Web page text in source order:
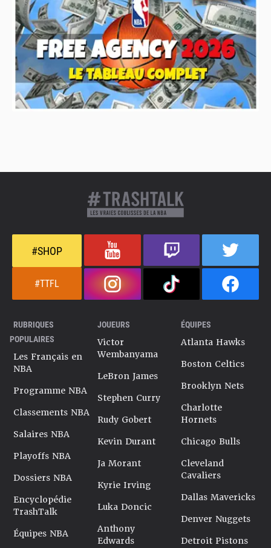
#SHOP
#TTFL
RUBRIQUES
POPULAIRES
Les Français en
NBA
Programme NBA
Classements NBA
Salaires NBA
Playoffs NBA
Dossiers NBA
Encyclopédie
TrashTalk
Équipes NBA
JOUEURS
Victor
Wembanyama
LeBron James
Stephen Curry
Rudy Gobert
Kevin Durant
Ja Morant
Kyrie Irving
Luka Doncic
Anthony
Edwards
ÉQUIPES
Atlanta Hawks
Boston Celtics
Brooklyn Nets
Charlotte
Hornets
Chicago Bulls
Cleveland
Cavaliers
Dallas Mavericks
Denver Nuggets
Detroit Pistons